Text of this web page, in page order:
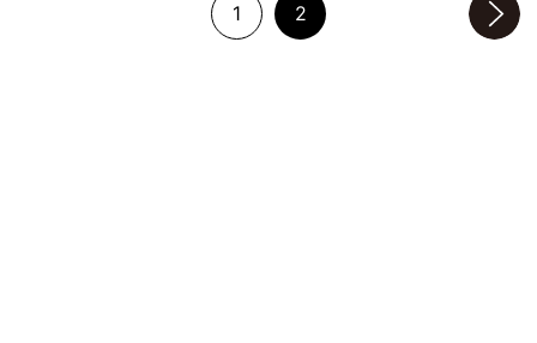
1 2